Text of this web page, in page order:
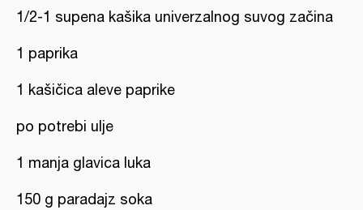
1/2-1 supena kašika univerzalnog suvog začina
1 paprika
1 kašičica aleve paprike
po potrebi ulje
1 manja glavica luka
150 g paradajz soka